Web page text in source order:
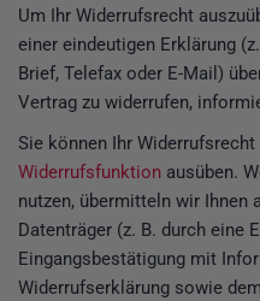
Um Ihr Widerrufsrecht
einer eindeutigen Erklärung
Brief, Telefax oder E-Mail)
Vertrag zu widerrufen,
Sie können Ihr Widerrufsrecht
Widerrufsfunktion ausüben.
nutzen, übermitteln wir Ihnen
Datenträger (z. B. durch eine
Eingangsbestätigung mit
Widerrufserklärung sowie